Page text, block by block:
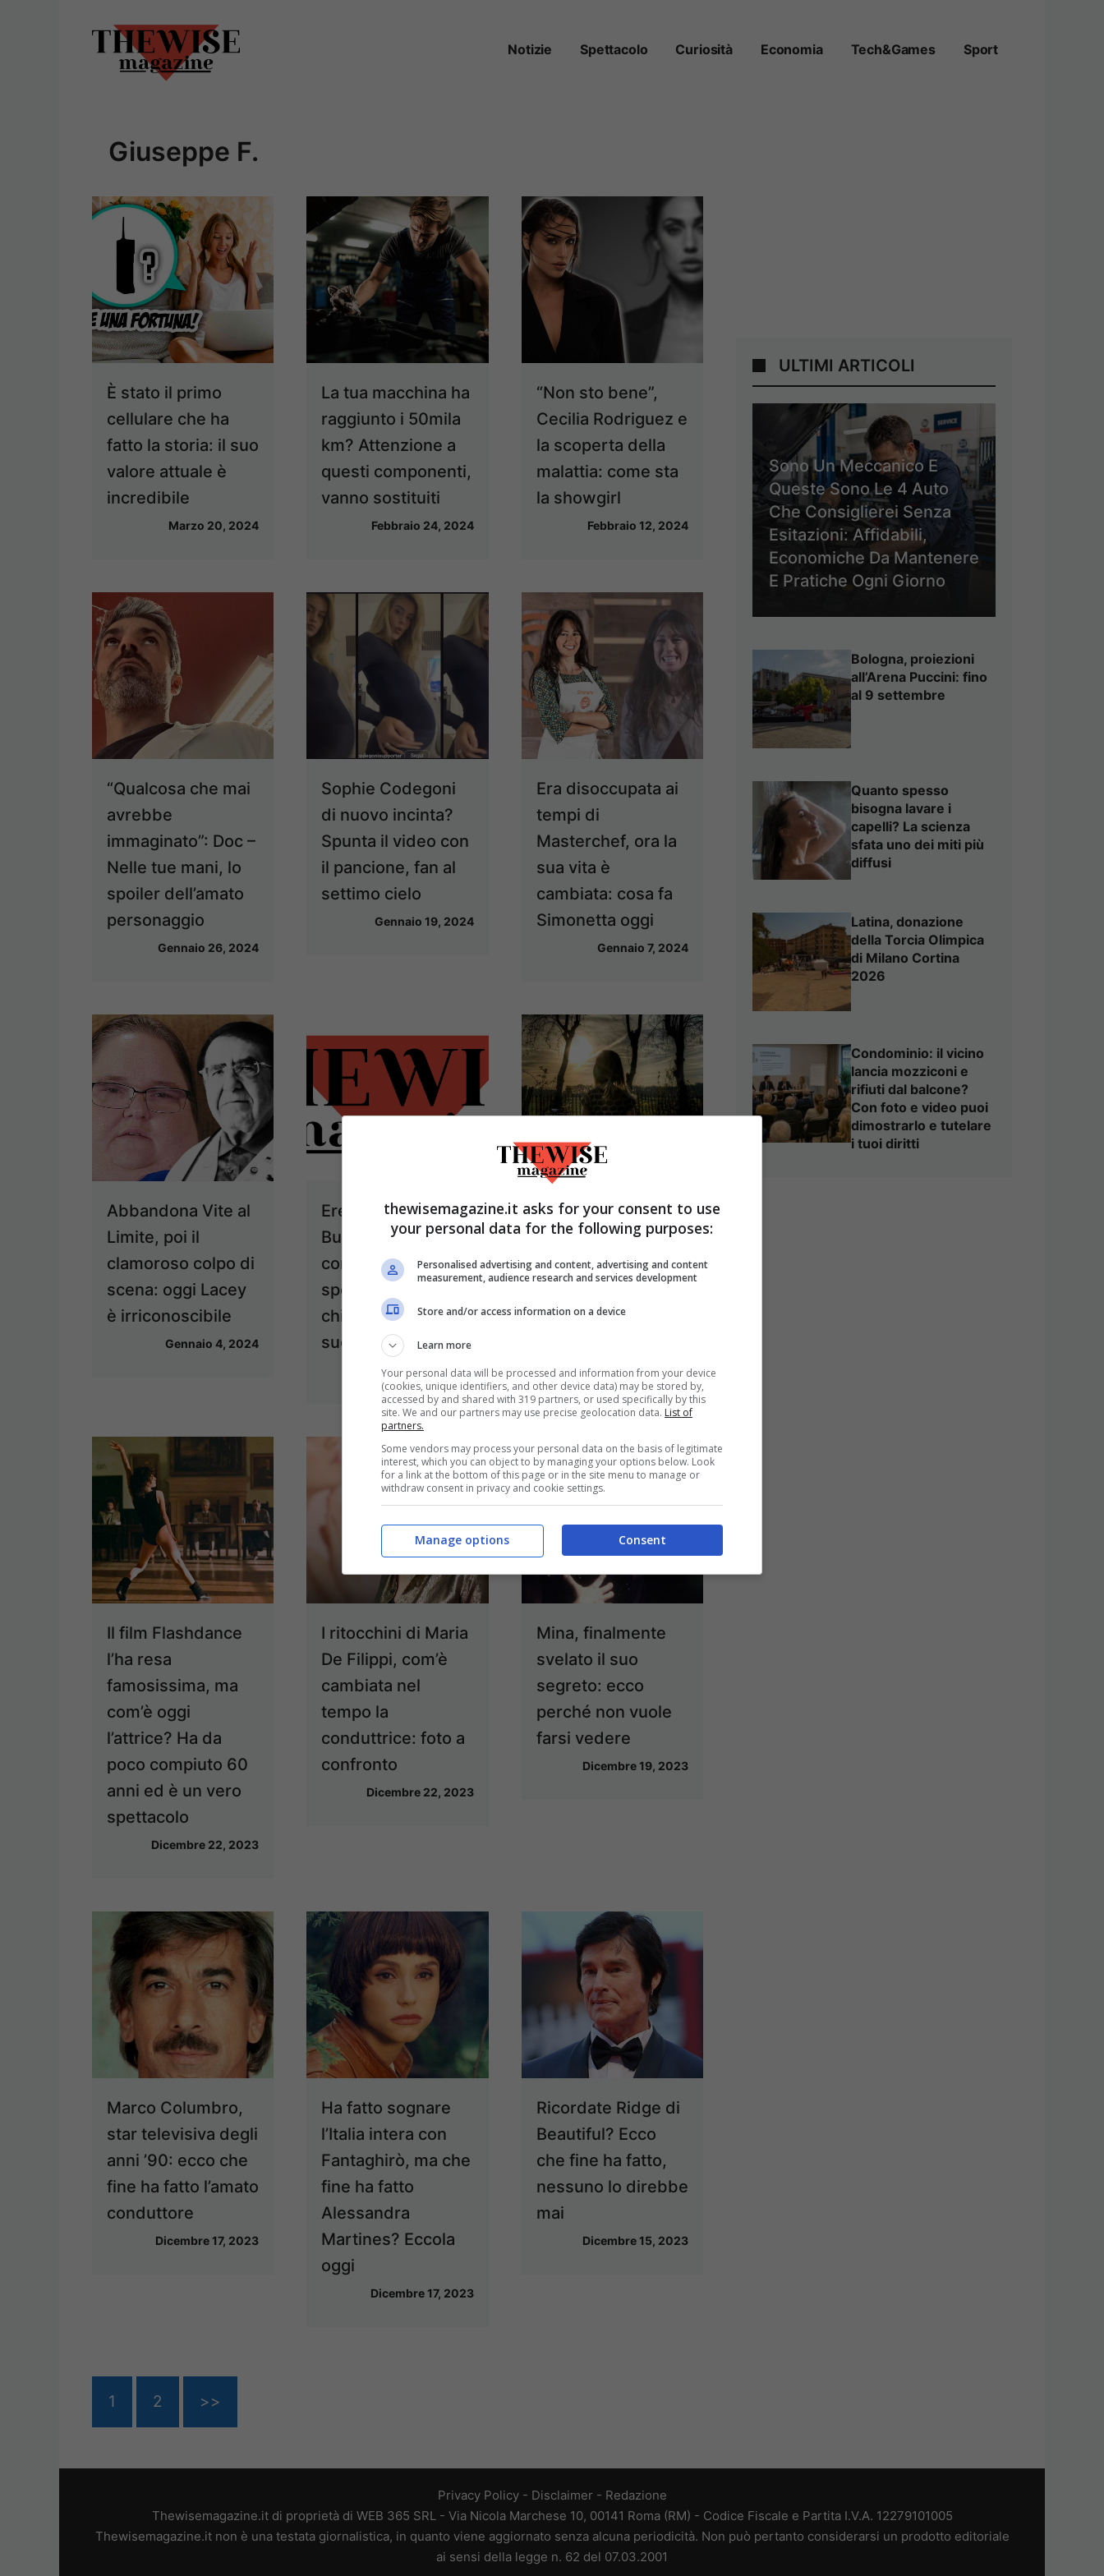
Notizie Spettacolo Curiosità Economia Tech&Games Sport
Giuseppe F.
È stato il primo
cellulare che ha
fatto la storia: il suo
valore attuale è
incredibile
Marzo 20, 2024
La tua macchina ha
raggiunto i 50mila
km? Attenzione a
questi componenti,
vanno sostituiti
Febbraio 24, 2024
“Non sto bene”,
Cecilia Rodriguez e
la scoperta della
malattia: come sta
la showgirl
Febbraio 12, 2024
“Qualcosa che mai
avrebbe
immaginato”: Doc –
Nelle tue mani, lo
spoiler dell’amato
personaggio
Gennaio 26, 2024
Sophie Codegoni
di nuovo incinta?
Spunta il video con
il pancione, fan al
settimo cielo
Gennaio 19, 2024
Era disoccupata ai
tempi di
Masterchef, ora la
sua vita è
cambiata: cosa fa
Simonetta oggi
Gennaio 7, 2024
Abbandona Vite al
Limite, poi il
clamoroso colpo di
scena: oggi Lacey
è irriconoscibile
Gennaio 4, 2024
Eredità Lando
Buzzanca, alla
compagna non
spetta niente: ecco
chi si sta godendo i
suoi soldi
Gennaio 3, 2024
Sfratto con
minorenni 2024: la
legge tutela il
familiare, nuove
Dicembre 27, 2023
Il film Flashdance
l’ha resa
famosissima, ma
com’è oggi
l’attrice? Ha da
poco compiuto 60
anni ed è un vero
spettacolo
Dicembre 22, 2023
I ritocchini di Maria
De Filippi, com’è
cambiata nel
tempo la
conduttrice: foto a
confronto
Dicembre 22, 2023
Mina, finalmente
svelato il suo
segreto: ecco
perché non vuole
farsi vedere
Dicembre 19, 2023
Marco Columbro,
star televisiva degli
anni ’90: ecco che
fine ha fatto l’amato
conduttore
Dicembre 17, 2023
Ha fatto sognare
l’Italia intera con
Fantaghirò, ma che
fine ha fatto
Alessandra
Martines? Eccola
oggi
Dicembre 17, 2023
Ricordate Ridge di
Beautiful? Ecco
che fine ha fatto,
nessuno lo direbbe
mai
Dicembre 15, 2023
1 2 >>
ULTIMI ARTICOLI
Sono Un Meccanico E
Queste Sono Le 4 Auto
Che Consiglierei Senza
Esitazioni: Affidabili,
Economiche Da Mantenere
E Pratiche Ogni Giorno
Bologna, proiezioni
all’Arena Puccini: fino
al 9 settembre
Quanto spesso
bisogna lavare i
capelli? La scienza
sfata uno dei miti più
diffusi
Latina, donazione
della Torcia Olimpica
di Milano Cortina
2026
Condominio: il vicino
lancia mozziconi e
rifiuti dal balcone?
Con foto e video puoi
dimostrarlo e tutelare
i tuoi diritti
Privacy Policy- Disclaimer - Redazione
Thewisemagazine.it di proprietà di WEB 365 SRL - Via Nicola Marchese 10, 00141 Roma (RM) - Codice Fiscale e Partita I.V.A. 12279101005
Thewisemagazine.it non è una testata giornalistica, in quanto viene aggiornato senza alcuna periodicità. Non può pertanto considerarsi un prodotto editoriale
ai sensi della legge n. 62 del 07.03.2001
thewisemagazine.it asks for your consent to use
your personal data for the following purposes:
Personalised advertising and content, advertising and content
measurement, audience research and services development
Store and/or access information on a device
Learn more
Your personal data will be processed and information from your device
(cookies, unique identifiers, and other device data) may be stored by,
accessed by and shared with 319 partners, or used specifically by this
site. We and our partners may use precise geolocation data. List of
partners.
Some vendors may process your personal data on the basis of legitimate
interest, which you can object to by managing your options below. Look
for a link at the bottom of this page or in the site menu to manage or
withdraw consent in privacy and cookie settings.
Consent
Manage options